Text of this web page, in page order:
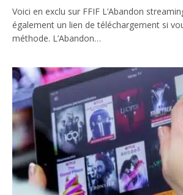
Voici en exclu sur FFIF L’Abandon
également un lien de téléchargement si
méthode. L’Abandon…